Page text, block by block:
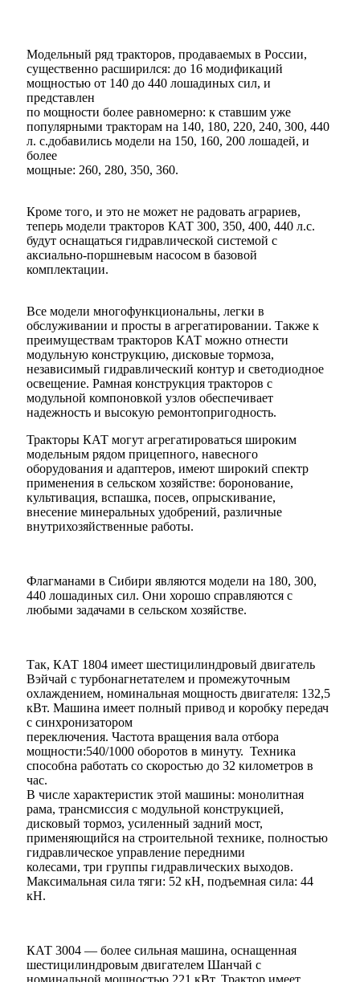
Модельный ряд тракторов, продаваемых в России,
существенно расширился: до 16 модификаций
мощностью от 140 до 440 лошадиных сил, и
представлен
по мощности более равномерно: к ставшим уже
популярными тракторам на 140, 180, 220, 240, 300, 440
л. с.добавились модели на 150, 160, 200 лошадей, и
более
мощные: 260, 280, 350, 360.
Кроме того, и это не может не радовать аграриев,
теперь модели тракторов КАТ 300, 350, 400, 440 л.с.
будут оснащаться гидравлической системой с
аксиально-поршневым насосом в базовой
комплектации.
Все модели многофункциональны, легки в
обслуживании и просты в агрегатировании. Также к
преимуществам тракторов КАТ можно отнести
модульную конструкцию, дисковые тормоза,
независимый гидравлический контур и светодиодное
освещение. Рамная конструкция тракторов с
модульной компоновкой узлов обеспечивает
надежность и высокую ремонтопригодность.
Тракторы КАТ могут агрегатироваться широким
модельным рядом прицепного, навесного
оборудования и адаптеров, имеют широкий спектр
применения в сельском хозяйстве: боронование,
культивация, вспашка, посев, опрыскивание,
внесение минеральных удобрений, различные
внутрихозяйственные работы.
Флагманами в Сибири являются модели на 180, 300,
440 лошадиных сил. Они хорошо справляются с
любыми задачами в сельском хозяйстве.
Так, КАТ 1804 имеет шестицилиндровый двигатель
Вэйчай с турбонагнетателем и промежуточным
охлаждением, номинальная мощность двигателя: 132,5
кВт. Машина имеет полный привод и коробку передач
с синхронизатором
переключения. Частота вращения вала отбора
мощности:540/1000 оборотов в минуту. Техника
способна работать со скоростью до 32 километров в
час.
В числе характеристик этой машины: монолитная
рама, трансмиссия с модульной конструкцией,
дисковый тормоз, усиленный задний мост,
применяющийся на строительной технике, полностью
гидравлическое управление передними
колесами, три группы гидравлических выходов.
Максимальная сила тяги: 52 кН, подъемная сила: 44
кН.
КАТ 3004 — более сильная машина, оснащенная
шестицилиндровым двигателем Шанчай с
номинальной мощностью 221 кВт. Трактор имеет